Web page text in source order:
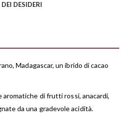
DESIDERI
Madagascar, un ibrido di cacao
di frutti rossi, anacardi,
da una gradevole acidità.